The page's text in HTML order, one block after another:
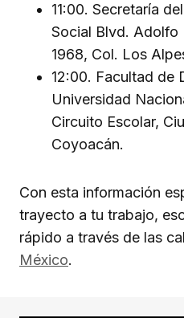
11:00. Secretaría
Social Blvd.
1968, Col. Los
12:00. Facultad de
Universidad
Circuito Escolar,
Coyoacán.
Con esta información
trayecto a tu trabajo,
rápido a través de las
México.